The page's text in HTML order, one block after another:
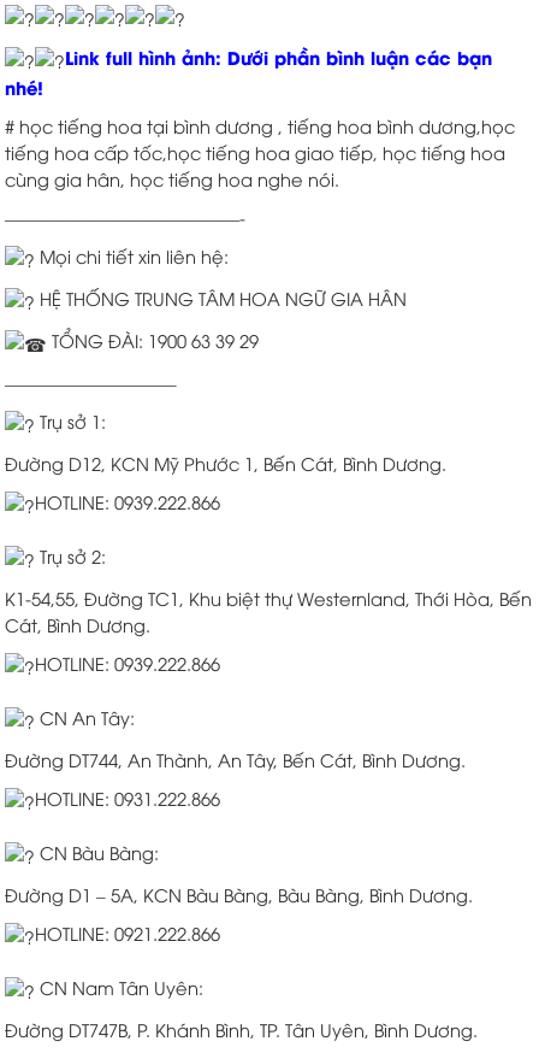
Link full hình ảnh: Dưới phần bình luận các bạn
nhé!
# học tiếng hoa tại bình dương , tiếng hoa bình dương,học
tiếng hoa cấp tốc,học tiếng hoa giao tiếp, học tiếng hoa
cùng gia hân, học tiếng hoa nghe nói.
—————————————-
Mọi chi tiết xin liên hệ:
HỆ THỐNG TRUNG TÂM HOA NGỮ GIA HÂN
TỔNG ĐÀI: 1900 63 39 29
—————————–
Trụ sở 1:
Đường D12, KCN Mỹ Phước 1, Bến Cát, Bình Dương.
HOTLINE: 0939.222.866
Trụ sở 2:
K1-54,55, Đường TC1, Khu biệt thự Westernland, Thới Hòa, Bến
Cát, Bình Dương.
HOTLINE: 0939.222.866
CN An Tây:
Đường DT744, An Thành, An Tây, Bến Cát, Bình Dương.
HOTLINE: 0931.222.866
CN Bàu Bàng:
Đường D1 – 5A, KCN Bàu Bàng, Bàu Bàng, Bình Dương.
HOTLINE: 0921.222.866
CN Nam Tân Uyên:
Đường DT747B, P. Khánh Bình, TP. Tân Uyên, Bình Dương.